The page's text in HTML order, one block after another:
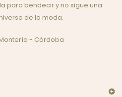
para bendecir y no sigue una
de la moda.
- Córdoba